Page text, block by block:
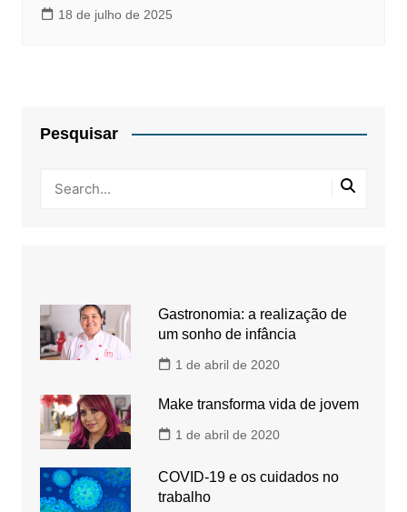
18 de julho de 2025
Pesquisar
Gastronomia: a realização de
um sonho de infância
1 de abril de 2020
Make transforma vida de jovem
1 de abril de 2020
COVID-19 e os cuidados no
trabalho